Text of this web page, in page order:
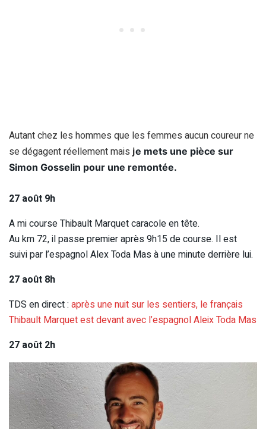
Autant chez les hommes que les femmes aucun coureur ne
se dégagent réellement maisje mets une pièce sur
Simon Gosselin pour une remontée.
27 août 9h
A mi course Thibault Marquet caracole en tête.
Au km 72, il passe premier après 9h15 de course. Il est
suivi par l’espagnol Alex Toda Mas à une minute derrière lui.
27 août 8h
TDS en direct : après une nuit sur les sentiers, le français
Thibault Marquet est devant avec l’espagnol Aleix Toda Mas
27 août 2h